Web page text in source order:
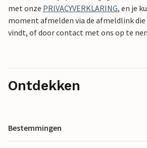
met onze PRIVACYVERKLARING, en je
moment afmelden via de afmeldlink
vindt, of door contact met ons op te
Ontdekken
Bestemmingen